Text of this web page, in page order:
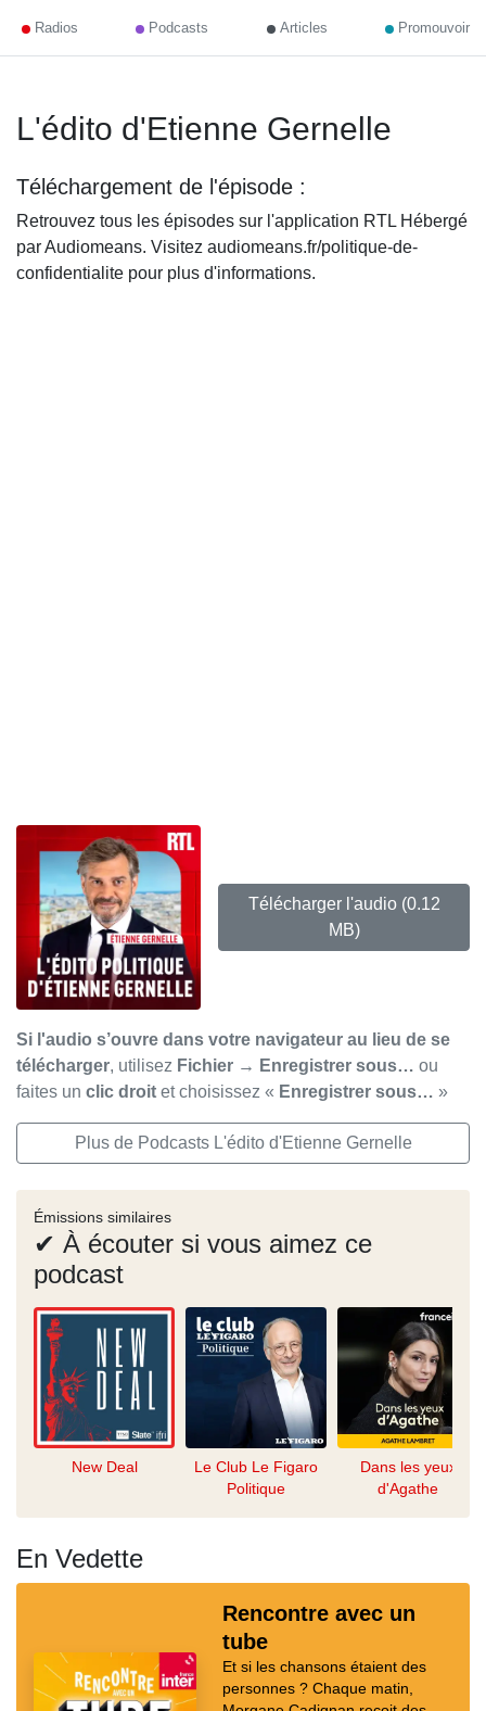
Radios Podcasts Articles Promouvoir
L'édito d'Etienne Gernelle
Téléchargement de l'épisode :
Retrouvez tous les épisodes sur l'application RTL Hébergé
par Audiomeans. Visitez audiomeans.fr/politique-de-
confidentialite pour plus d'informations.
Télécharger l'audio (0.12
MB)
Si l'audio s’ouvre dans votre navigateur au lieu de se
télécharger, utilisez Fichier → Enregistrer sous… ou
faites un clic droit et choisissez « Enregistrer sous… »
Plus de Podcasts L'édito d'Etienne Gernelle
Émissions similaires
✔ À écouter si vous aimez ce
podcast
New Deal
Le Club Le Figaro
Politique
Dans les yeux
d'Agathe
En Vedette
Rencontre avec un
tube
Et si les chansons étaient des
personnes ? Chaque matin,